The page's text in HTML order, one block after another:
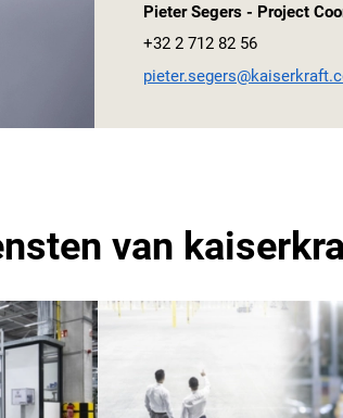
Pieter Segers - Project
+32 2 712 82 56
van